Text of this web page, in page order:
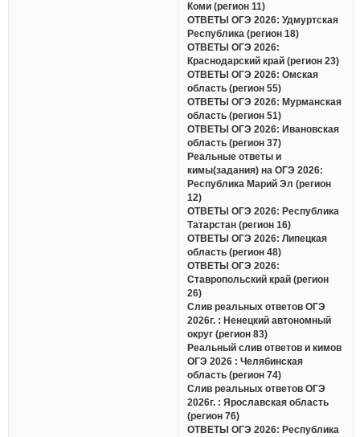
Коми (регион 11)
ОТВЕТЫ ОГЭ 2026: Удмуртская
Республика (регион 18)
ОТВЕТЫ ОГЭ 2026:
Краснодарский край (регион 23)
ОТВЕТЫ ОГЭ 2026: Омская
область (регион 55)
ОТВЕТЫ ОГЭ 2026: Мурманская
область (регион 51)
ОТВЕТЫ ОГЭ 2026: Ивановская
область (регион 37)
Реальные ответы и
кимы(задания) на ОГЭ 2026:
Республика Марий Эл (регион
12)
ОТВЕТЫ ОГЭ 2026: Республика
Татарстан (регион 16)
ОТВЕТЫ ОГЭ 2026: Липецкая
область (регион 48)
ОТВЕТЫ ОГЭ 2026:
Ставропольский край (регион
26)
Слив реальных ответов ОГЭ
2026г. : Ненецкий автономный
округ (регион 83)
Реальный слив ответов и кимов
ОГЭ 2026 : Челябинская
область (регион 74)
Слив реальных ответов ОГЭ
2026г. : Ярославская область
(регион 76)
ОТВЕТЫ ОГЭ 2026: Республика